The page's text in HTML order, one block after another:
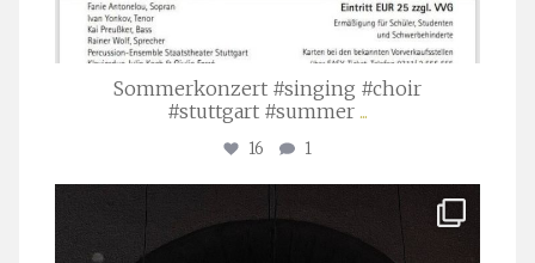
Sommerkonzert #singing #choir
#stuttgart #summer ...
16 1
Apr. 1